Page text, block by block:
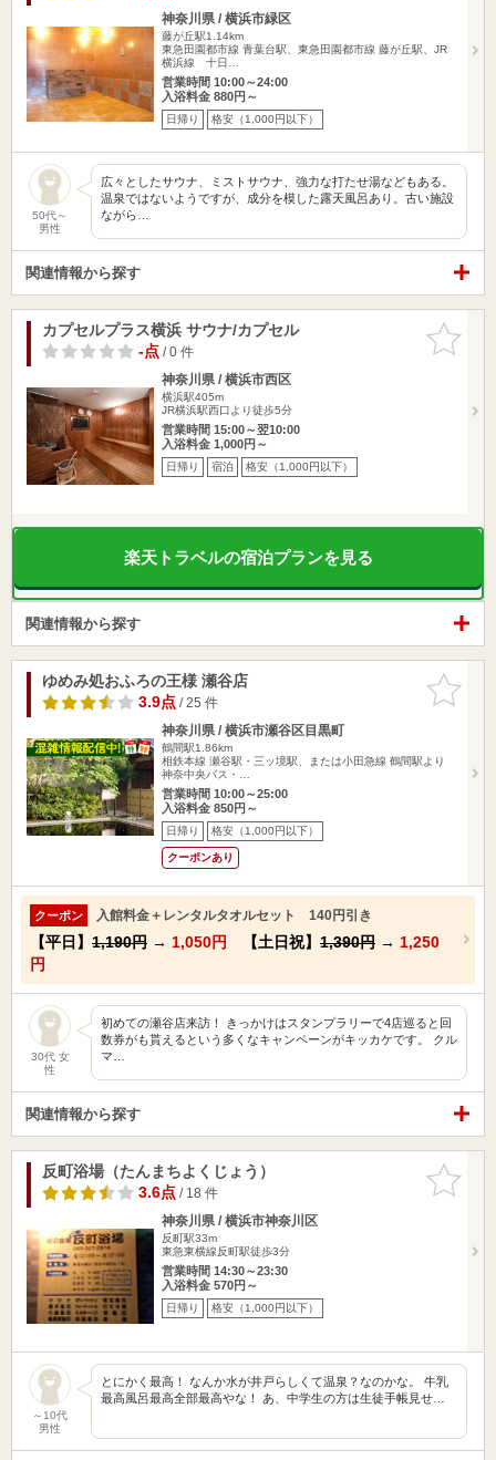
神奈川県 / 横浜市緑区
藤が丘駅1.14km
東急田園都市線 青葉台駅、東急田園都市線 藤が丘駅、JR
横浜線 十日…
営業時間 10:00～24:00
入浴料金 880円～
日帰り 格安（1,000円以下）
50代～
男性
広々としたサウナ、ミストサウナ、強力な打たせ湯などもある。
温泉ではないようですが、成分を模した露天風呂あり。古い施設
ながら…
関連情報から探す
お気に入
りに追加
カプセルプラス横浜 サウナ/カプセル
-点/ 0 件
神奈川県 / 横浜市西区
横浜駅405m
JR横浜駅西口より徒歩5分
営業時間 15:00～翌10:00
入浴料金 1,000円～
日帰り 宿泊 格安（1,000円以下）
楽天トラベルの宿泊プランを見る
関連情報から探す
お気に入
りに追加
ゆめみ処おふろの王様 瀬谷店
3.9点/ 25 件
神奈川県 / 横浜市瀬谷区目黒町
鶴間駅1.86km
相鉄本線 瀬谷駅・三ッ境駅、または小田急線 鶴間駅より
神奈中央バス・…
営業時間 10:00～25:00
入浴料金 850円～
日帰り 格安（1,000円以下）
クーポンあり
クーポン 入館料金＋レンタルタオルセット 140円引き
【平日】 1,190円 → 1,050円 【土日祝】 1,390円 → 1,250
円
30代 女
性
初めての瀬谷店来訪！ きっかけはスタンプラリーで4店巡ると回
数券がも貰えるという多くなキャンペーンがキッカケです。 クル
マ…
関連情報から探す
お気に入
りに追加
反町浴場（たんまちよくじょう）
3.6点/ 18 件
神奈川県 / 横浜市神奈川区
反町駅33m
東急東横線反町駅徒歩3分
営業時間 14:30～23:30
入浴料金 570円～
日帰り 格安（1,000円以下）
～10代
男性
とにかく最高！ なんか水が井戸らしくて温泉？なのかな。 牛乳
最高風呂最高全部最高やな！ あ、中学生の方は生徒手帳見せ…